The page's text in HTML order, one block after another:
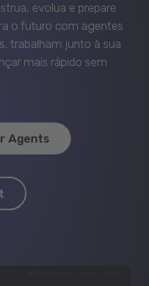
evolua e prepare
o futuro com agentes
trabalham junto à sua
mais rápido sem
Agents